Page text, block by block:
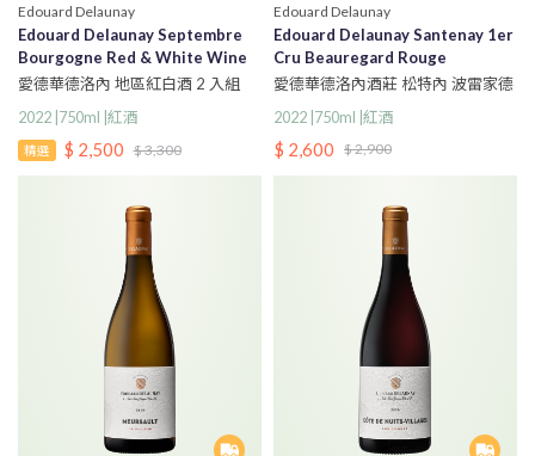
Edouard Delaunay
Edouard Delaunay Septembre
Bourgogne Red & White Wine
Set
愛德華德洛內 地區紅白酒 2 入組
2022 |750ml |紅酒
精選 $ 2,500 $ 3,300
Edouard Delaunay
Edouard Delaunay Santenay 1er
Cru Beauregard Rouge
愛德華德洛內酒莊 松特內 波雷家德
一級園 紅酒
2022 |750ml |紅酒
$ 2,600 $ 2,900